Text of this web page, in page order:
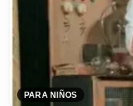
PARA NIÑOS